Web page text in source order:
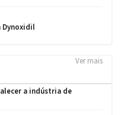
Ver mais
a indústria de